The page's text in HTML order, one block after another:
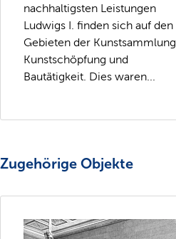
nachhaltigsten Leistungen
Ludwigs I. finden sich auf den
Gebieten der Kunstsammlung,
Kunstschöpfung und
Bautätigkeit. Dies waren...
Zugehörige Objekte